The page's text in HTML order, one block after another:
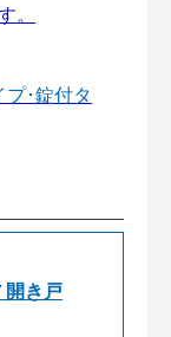
･錠付タ
き戸